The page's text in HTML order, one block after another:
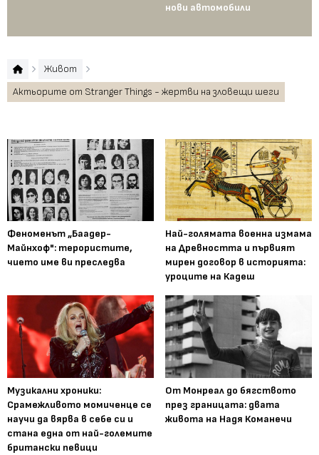
нови автомобили
Живот
Актьорите от Stranger Things - жертви на зловещи шеги
Феноменът „Баадер-
Майнхоф": терористите,
чието име ви преследва
Най-голямата военна измама
на Древността и първият
мирен договор в историята:
уроците на Кадеш
Музикални хроники:
Срамежливото момиченце се
научи да вярва в себе си и
стана една от най-големите
британски певици
От Монреал до бягството
през границата: двата
живота на Надя Команечи